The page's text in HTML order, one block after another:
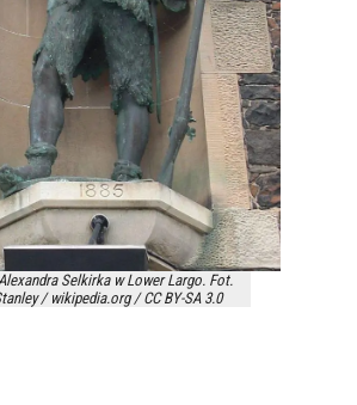
Selkirka w Lower Largo. Fot.
/ wikipedia.org / CC BY-SA 3.0